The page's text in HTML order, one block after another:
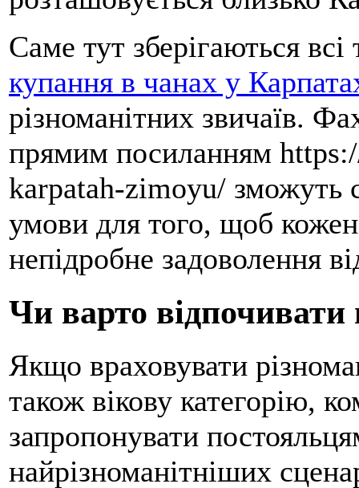
Саме тут зберігаються
купання в чанах у
різноманітних звичаїв.
прямим посиланням
karpatah-zimoyu/ зможуть
умови для того, щоб
непідробне задоволення
Чи варто
Якщо враховувати
також вікову категорію,
запропонувати
найрізноманітніших